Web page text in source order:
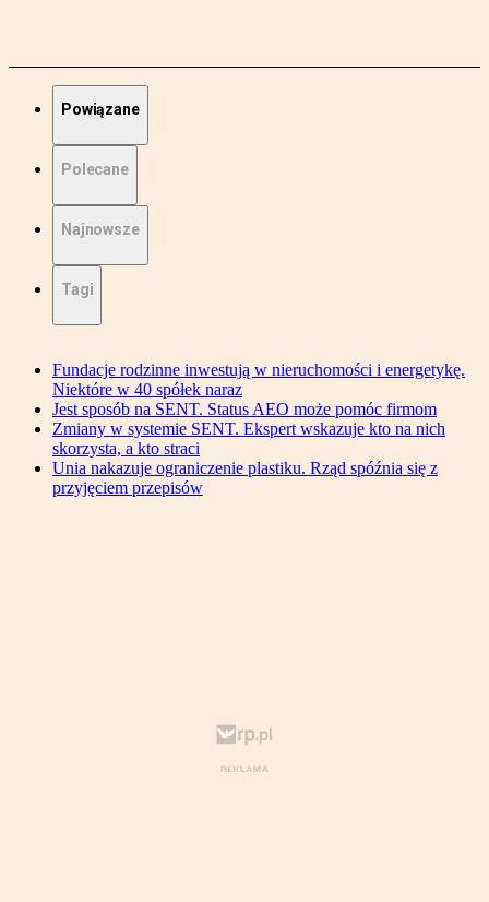
Powiązane
Polecane
Najnowsze
Tagi
Fundacje rodzinne inwestują w nieruchomości i energetykę.
Niektóre w 40 spółek naraz
Jest sposób na SENT. Status AEO może pomóc firmom
Zmiany w systemie SENT. Ekspert wskazuje kto na nich
skorzysta, a kto straci
Unia nakazuje ograniczenie plastiku. Rząd spóźnia się z
przyjęciem przepisów